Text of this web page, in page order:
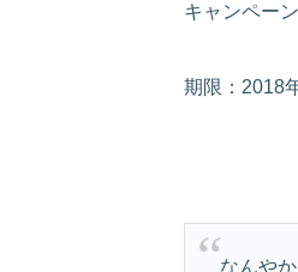
キャンペー
期限：2018
なんや